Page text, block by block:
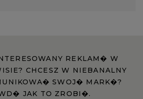
REKLAM� W
CHCESZ W NIEBANALNY
SWOJ� MARK�?
JAK TO ZROBI�.